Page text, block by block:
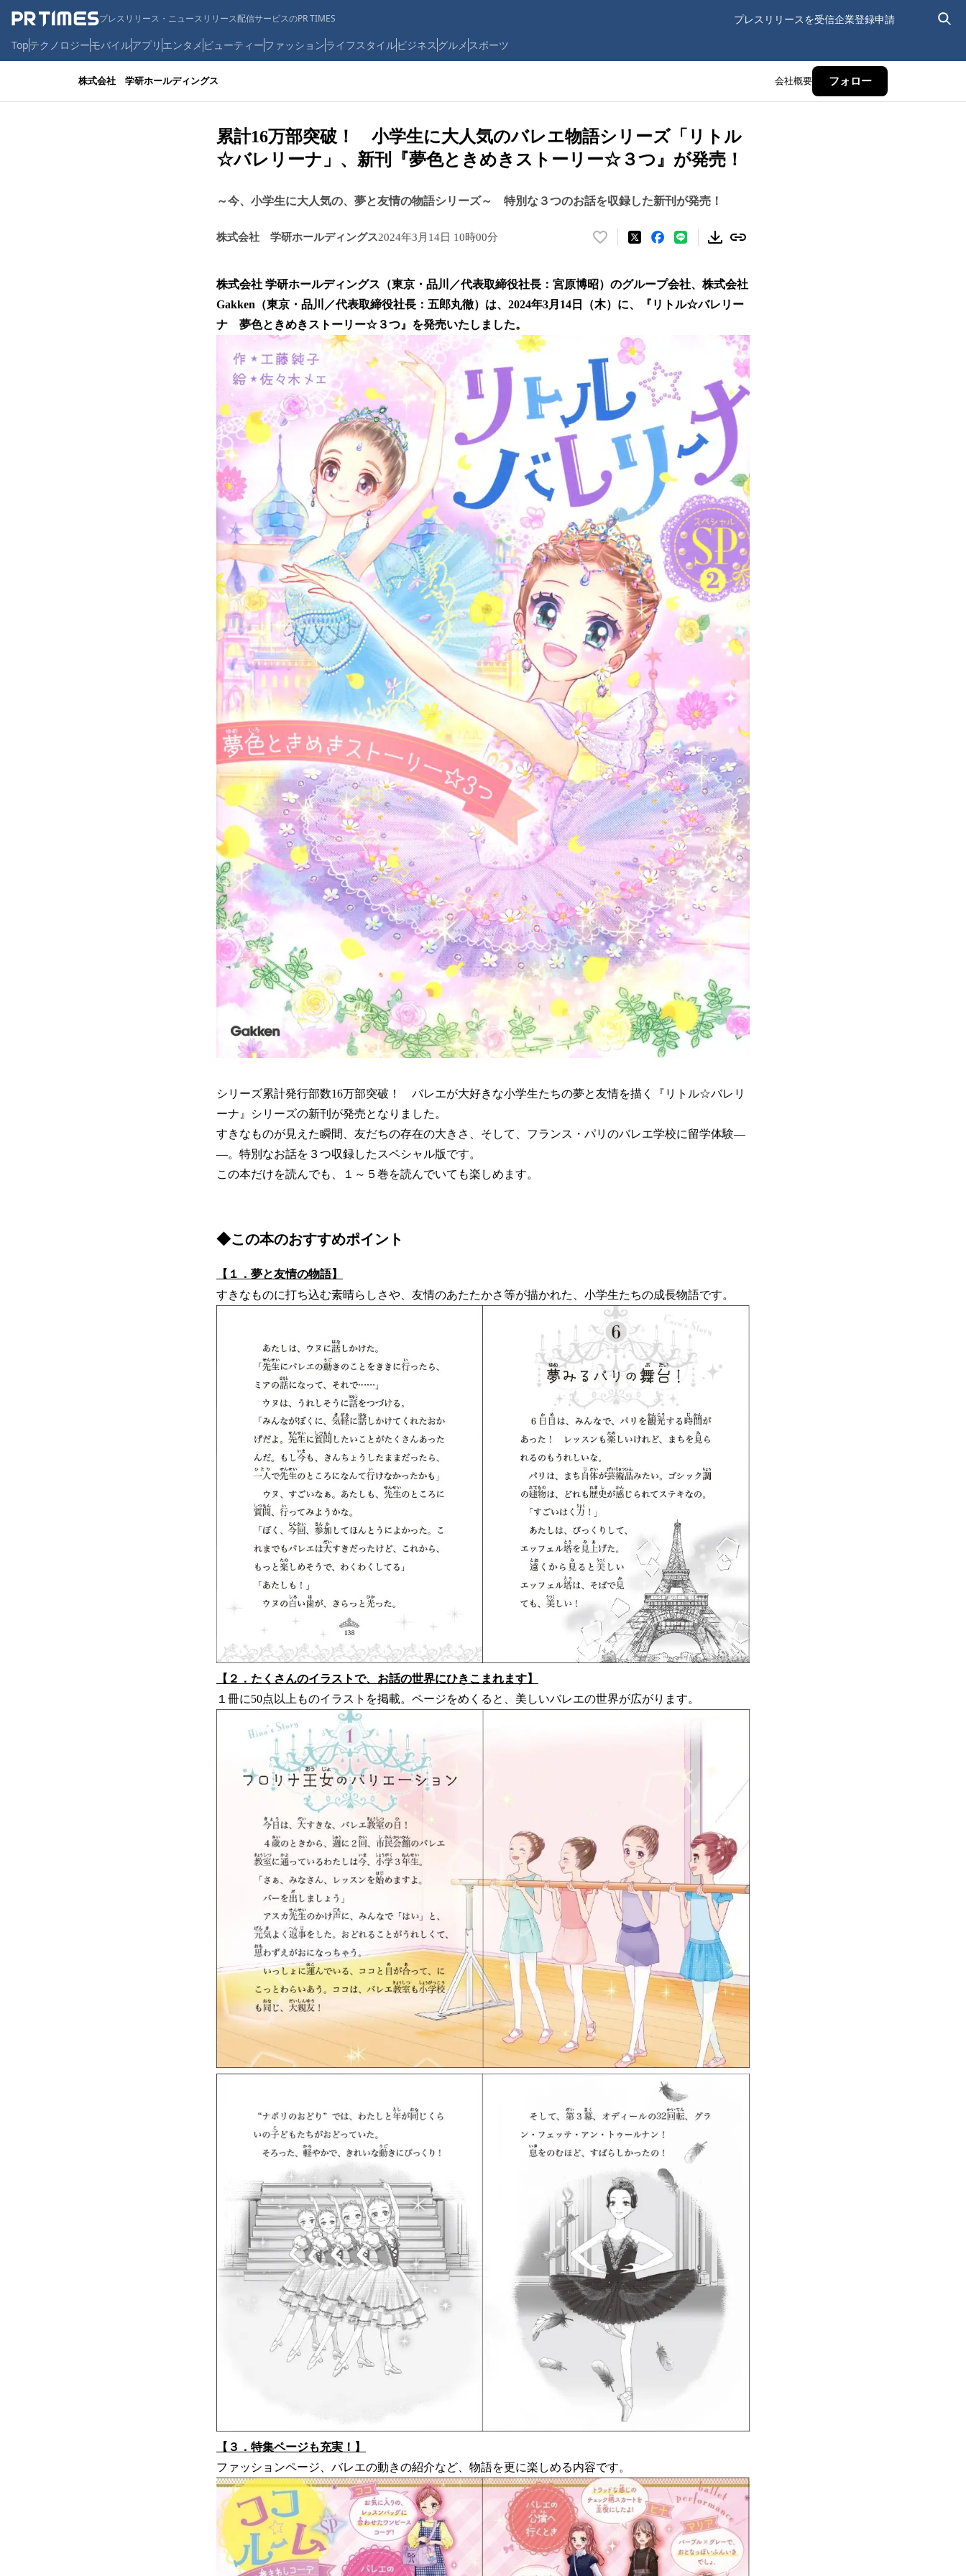
プレスリリース・ニュースリリース配信サービスのPR TIMES プレスリリースを受信企業登録申請
Topテクノロジーモバイルアプリ エンタメ ビューティーファッションライフスタイルビジネス グルメ スポーツ
株式会社 学研ホールディングス 会社概要 フォロー
累計16万部突破！ 小学生に大人気のバレエ物語シリーズ「リトル
☆バレリーナ」、新刊『夢色ときめきストーリー☆３つ』が発売！
～今、小学生に大人気の、夢と友情の物語シリーズ～ 特別な３つのお話を収録した新刊が発売！
株式会社 学研ホールディングス2024年3月14日 10時00分
い
！
数
込
み
中
で
す
株式会社 学研ホールディングス（東京・品川／代表取締役社長：宮原博昭）のグループ会社、株式会社
Gakken（東京・品川／代表取締役社長：五郎丸徹）は、2024年3月14日（木）に、『リトル☆バレリー
ナ 夢色ときめきストーリー☆３つ』を発売いたしました。
シリーズ累計発行部数16万部突破！ バレエが大好きな小学生たちの夢と友情を描く『リトル☆バレリ
ーナ』シリーズの新刊が発売となりました。
すきなものが見えた瞬間、友だちの存在の大きさ、そして、フランス・パリのバレエ学校に留学体験―
―。特別なお話を３つ収録したスペシャル版です。
この本だけを読んでも、１～５巻を読んでいても楽しめます。
◆この本のおすすめポイント
【１．夢と友情の物語】
すきなものに打ち込む素晴らしさや、友情のあたたかさ等が描かれた、小学生たちの成長物語です。
【２．たくさんのイラストで、お話の世界にひきこまれます】
１冊に50点以上ものイラストを掲載。ページをめくると、美しいバレエの世界が広がります。
【３．特集ページも充実！】
ファッションページ、バレエの動きの紹介など、物語を更に楽しめる内容です。